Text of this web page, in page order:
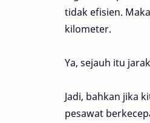
tidak efisien.
kilometer.
Ya, sejauh itu
Jadi, bahkan jika
pesawat